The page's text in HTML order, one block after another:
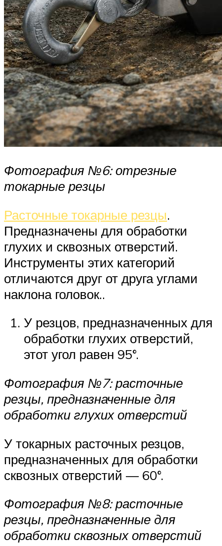
Фотография №6: отрезные
токарные резцы
Расточные токарные резцы.
Предназначены для обработки
глухих и сквозных отверстий.
Инструменты этих категорий
отличаются друг от друга углами
наклона головок..
У резцов, предназначенных для
обработки глухих отверстий,
этот угол равен 95°.
Фотография №7: расточные
резцы, предназначенные для
обработки глухих отверстий
У токарных расточных резцов,
предназначенных для обработки
сквозных отверстий — 60°.
Фотография №8: расточные
резцы, предназначенные для
обработки сквозных отверстий